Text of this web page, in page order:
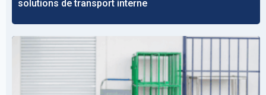
solutions de transport interne